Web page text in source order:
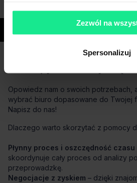
Zezwól na
Spersonalizuj
Opowiedz nam o swoich potrzebach,
wybrać biuro dopasowane do Twojej
Napisz do nas!
Dlaczego warto skorzytać z pomocy
Płynny proces i oszczędność czasu
skoordynuje cały proces od analizy
przeprowadzkę.
Negocjacje z zyskiem – dzięki